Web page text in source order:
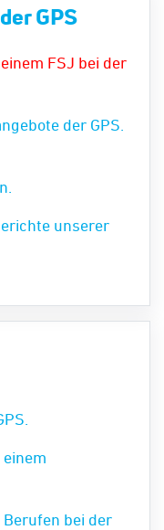
GPS
FSJ bei der
der GPS.
unserer
bei der